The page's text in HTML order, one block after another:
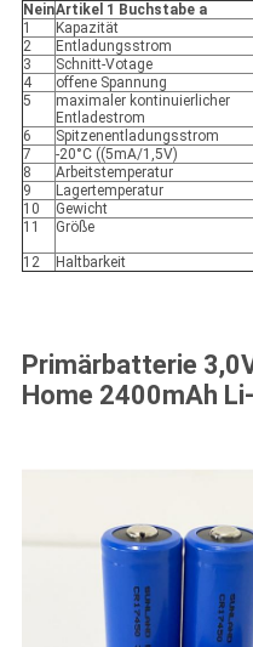
NeinArtikel 1 Buchstabe a
1
Kapazität
2
Entladungsstrom
3
Schnitt-Votage
4
offene Spannung
5
maximaler kontinuierlicher
Entladestrom
6 Spitzenentladungsstrom
7
-20°C ((5mA/1,5V)
8
Arbeitstemperatur
9
Lagertemperatur
10
Gewicht
11
Größe
12
Haltbarkeit
Primärbatterie
Home 2400mAh